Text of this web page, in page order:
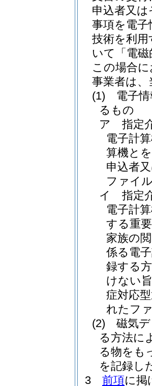
申込者又
事項を電
技術を利
いて「電
この場合
事業者は
(1)
電子
るもの
ア
指定
電子計
算機と
申込者
ファイ
イ
指定
電子計
する重
家族の
係る電
録する
けない
症対応
れたフ
(2)
磁気
る方法に
る物をも
を記録し
3
前項に掲